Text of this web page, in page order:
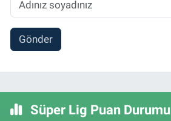
Gönder
Süper Lig Puan Durumu